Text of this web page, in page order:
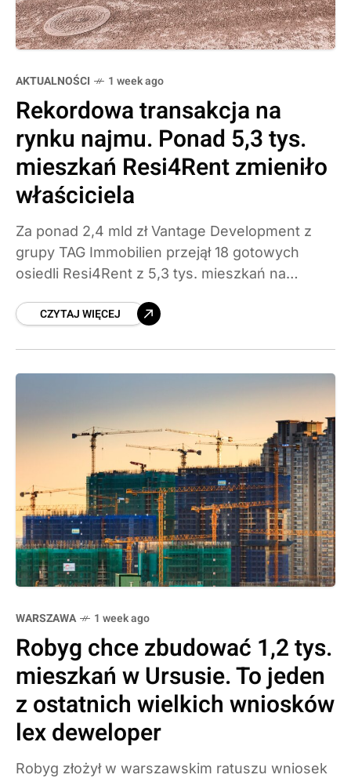
AKTUALNOŚCI 1 week ago
Rekordowa transakcja na
rynku najmu. Ponad 5,3 tys.
mieszkań Resi4Rent zmieniło
właściciela
Za ponad 2,4 mld zł Vantage Development z
grupy TAG Immobilien przejął 18 gotowych
osiedli Resi4Rent z 5,3 tys. mieszkań na
polskiego rynku PRS i główny motor
najemców i całego rynku.
CZYTAJ WIĘCEJ
WARSZAWA 1 week ago
Robyg chce zbudować 1,2 tys.
mieszkań w Ursusie. To jeden
z ostatnich wielkich wniosków
lex deweloper
Robyg złożył w warszawskim ratuszu wniosek